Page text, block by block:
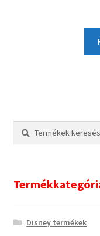
Keresés
Keresés
Disney termékek